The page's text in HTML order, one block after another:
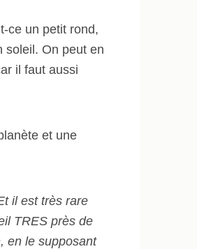
ce un petit rond,
soleil. On peut en
il faut aussi
et une
il est très rare
TRES près de
en le supposant